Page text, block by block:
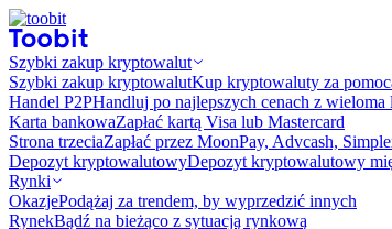
Szybki zakup kryptowalut
Szybki zakup kryptowalutKup kryptowaluty za
Handel P2PHandluj po najlepszych cenach z wieloma
Karta bankowaZapłać kartą Visa lub Mastercard
Strona trzeciaZapłać przez MoonPay, Advcash,
Depozyt kryptowalutowyDepozyt kryptowalutowy
Rynki
OkazjePodążaj za trendem, by wyprzedzić innych
RynekBądź na bieżąco z sytuacją rynkową